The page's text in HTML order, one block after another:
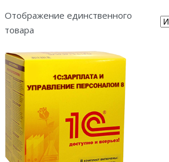
Отображение единственного
товара